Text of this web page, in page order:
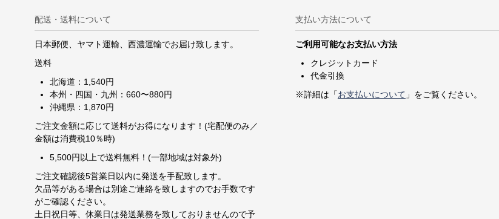
配送・送料について
日本郵便、ヤマト運輸、西濃運輸でお届け致します。
送料
北海道：1,540円
本州・四国・九州：660〜880円
沖縄県：1,870円
ご注文金額に応じて送料がお得になります！(宅配便のみ／
金額は消費税10％時)
5,500円以上で送料無料！(一部地域は対象外)
ご注文確認後5営業日以内に発送を手配致します。
欠品等がある場合は別途ご連絡を致しますのでお手数です
がご確認ください。
土日祝日等、休業日は発送業務を致しておりませんので予
支払い方法について
ご利用可能なお支払い方法
クレジットカード
代金引換
※詳細は「お支払いについて 」をご覧ください。